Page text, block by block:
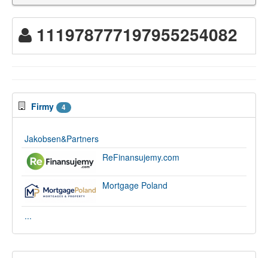
111978777197955254082
Firmy 4
Jakobsen&Partners
ReFinansujemy.com
Mortgage Poland
...